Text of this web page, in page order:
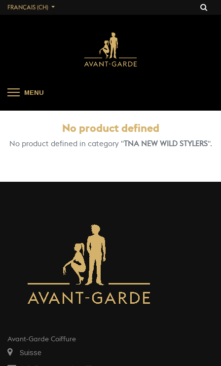
FRANÇAIS (CH)
MENU
No product defined
No product defined in category "TNA NEW WILD STYLERS".
Avant-Garde Coiffure
Suisse